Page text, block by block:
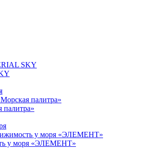
у моря «ЭЛЕМЕНТ»